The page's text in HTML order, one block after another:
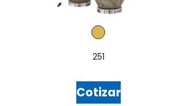
251
Cotizar